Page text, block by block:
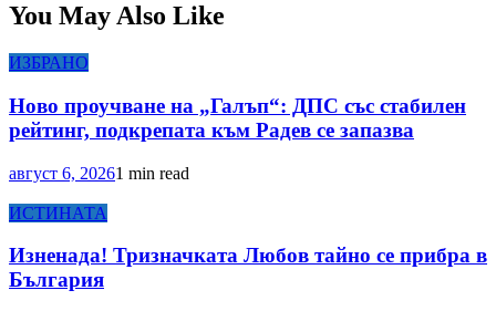
You May Also Like
ИЗБРАНО
Ново проучване на „Галъп“: ДПС със стабилен
рейтинг, подкрепата към Радев се запазва
август 6, 20261 min read
ИСТИНАТА
Изненада! Тризначката Любов тайно се прибра в
България